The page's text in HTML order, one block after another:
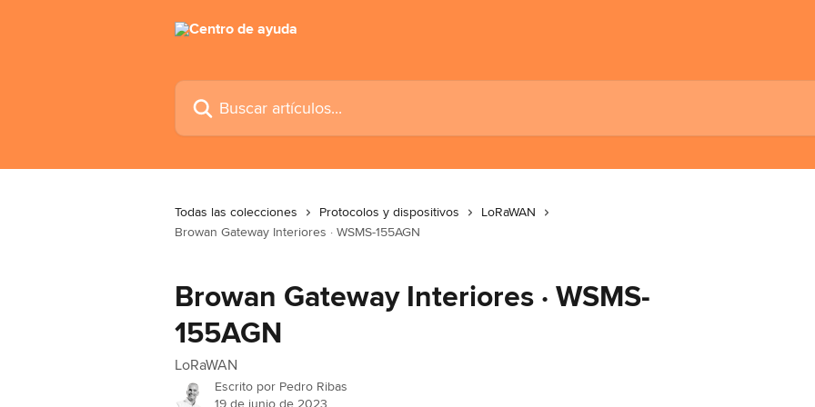
Buscar artículos...
Todas las colecciones Protocolos y dispositivos
LoRaWAN
Browan Gateway Interiores · WSMS-155AGN
Browan Gateway Interiores · WSMS-
155AGN
LoRaWAN
Escrito por Pedro Ribas
19 de junio de 2023